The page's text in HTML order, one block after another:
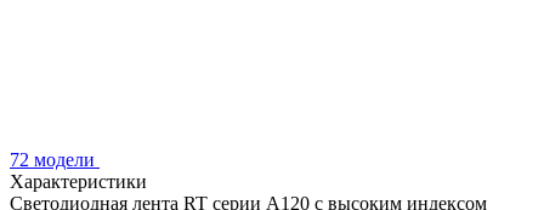
72 модели
Характеристики
Светодиодная лента RT серии A120 с высоким индексом